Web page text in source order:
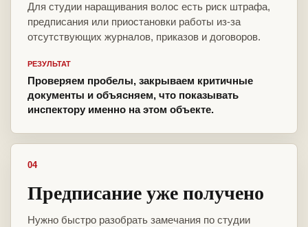
Для студии наращивания волос есть риск штрафа,
предписания или приостановки работы из-за
отсутствующих журналов, приказов и договоров.
РЕЗУЛЬТАТ
Проверяем пробелы, закрываем критичные
документы и объясняем, что показывать
инспектору именно на этом объекте.
04
Предписание уже получено
Нужно быстро разобрать замечания по студии